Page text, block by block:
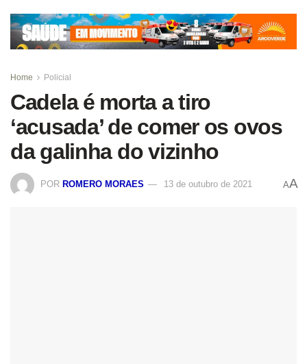
Home Policial
Cadela é morta a tiro
‘acusada’ de comer os ovos
da galinha do vizinho
POR ROMERO MORAES 13 de outubro de 2021 AA